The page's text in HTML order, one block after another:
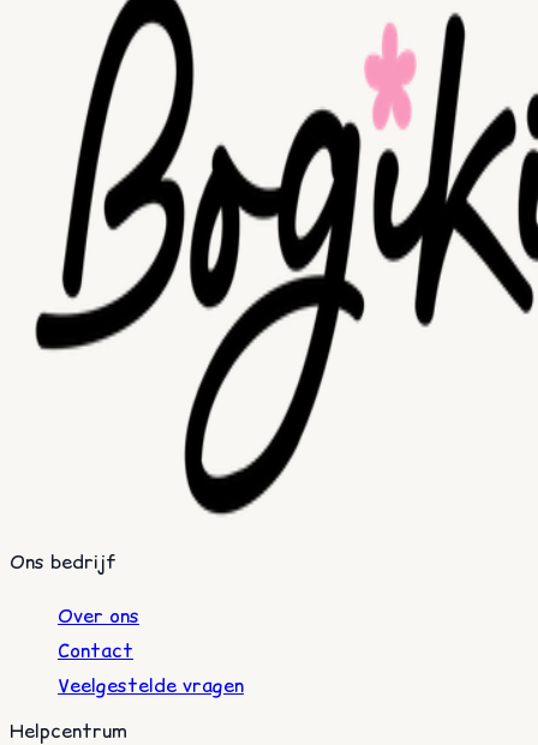
Ons bedrijf
Over ons
Contact
Veelgestelde vragen
Helpcentrum